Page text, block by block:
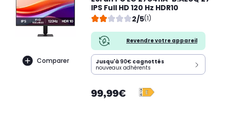
Comparer
IPS Full HD 120 Hz HDR10
2/5(1)
Revendre votre appareil
Jusqu'à 90€ cagnottés
nouveaux adhérents
99,99€